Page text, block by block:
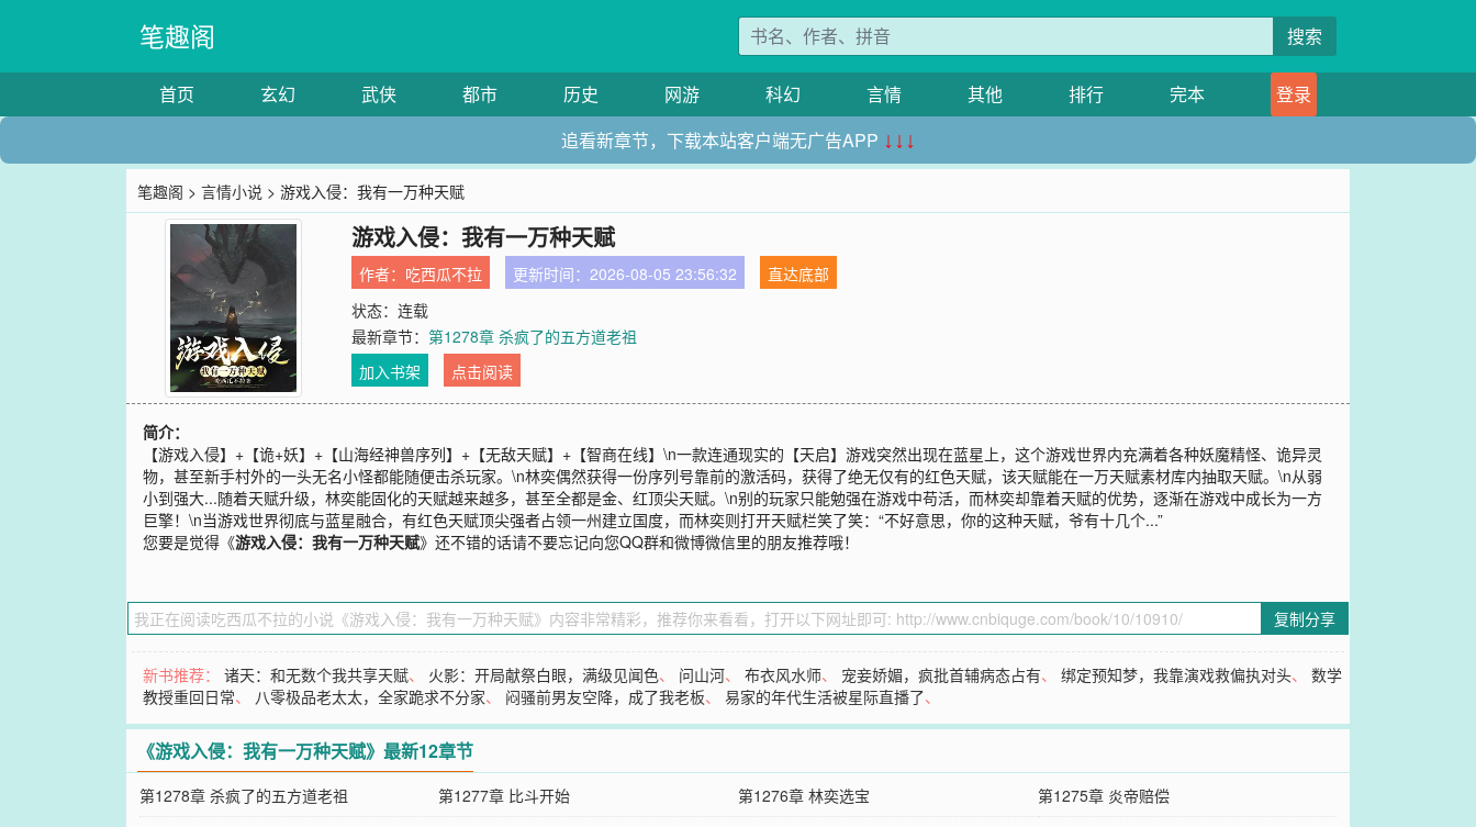
笔趣阁 搜索
首页 玄幻 武侠 都市 历史 网游 科幻 言情 其他 排行 完本
登录
追看新章节，下载本站客户端无广告APP ↓↓↓
笔趣阁 >言情小说 > 游戏入侵：我有一万种天赋
游戏入侵：我有一万种天赋
作者： 吃西瓜不拉 更新时间：2026-08-05 23:56:32
直达底部
状态：连载
最新章节：第1278章 杀疯了的五方道老祖
加入书架
点击阅读
简介：
【游戏入侵】+【诡+妖】+【山海经神兽序列】+【无敌天赋】+【智商在线】\n一款连通现实的【天启】游戏突然出现在蓝星上，这个游戏世界内充满着各种妖魔精怪、诡异灵
物，甚至新手村外的一头无名小怪都能随便击杀玩家。\n林奕偶然获得一份序列号靠前的激活码，获得了绝无仅有的红色天赋，该天赋能在一万天赋素材库内抽取天赋。\n从弱
小到强大...随着天赋升级，林奕能固化的天赋越来越多，甚至全都是金、红顶尖天赋。\n别的玩家只能勉强在游戏中苟活，而林奕却靠着天赋的优势，逐渐在游戏中成长为一方
巨擎！\n当游戏世界彻底与蓝星融合，有红色天赋顶尖强者占领一州建立国度，而林奕则打开天赋栏笑了笑：“不好意思，你的这种天赋，爷有十几个...”
您要是觉得《游戏入侵：我有一万种天赋》还不错的话请不要忘记向您QQ群和微博微信里的朋友推荐哦！
复制分享
新书推荐：诸天：和无数个我共享天赋、 火影：开局献祭白眼，满级见闻色、 问山河、布衣风水师、 宠妾娇媚，疯批首辅病态占有、绑定预知梦，我靠演戏救偏执对头、数学
教授重回日常、 八零极品老太太，全家跪求不分家、 闷骚前男友空降，成了我老板、易家的年代生活被星际直播了、
《游戏入侵：我有一万种天赋》最新12章节
第1278章 杀疯了的五方道老祖 第1277章 比斗开始 第1276章 林奕选宝
第1275章 炎帝赔偿